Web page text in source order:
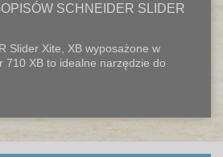
SCHNEIDER SLIDER
Slider Xite, XB wyposażone w
710 XB to idealne narzędzie do